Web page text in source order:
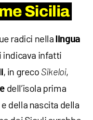
Sicilia
radici nella lingua
infatti
, in greco Sikeloi,
dell’isola prima
della nascita della